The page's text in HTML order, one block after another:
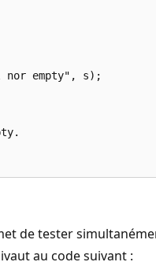
nor empty", s);
de tester
au code suivant :